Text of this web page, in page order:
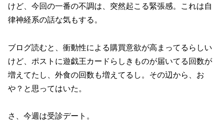
けど、今回の一番の不調は、突然起こる緊張感。これは自
律神経系の話な気もする。
ブログ読むと、衝動性による購買意欲が高まってるらしい
けど、ポストに遊戯王カードらしきものが届いてる回数が
増えてたし、外食の回数も増えてるし。その辺から、お
や？と思ってはいた。
さ、今週は受診デート。